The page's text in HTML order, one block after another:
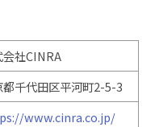
会社CINRA
都千代田区平河町2-5-3
www.cinra.co.jp/